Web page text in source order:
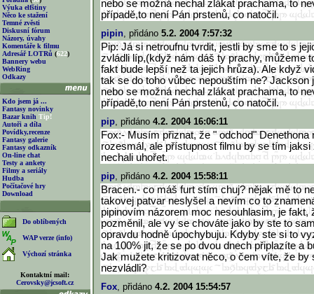
Výuka elfštiny
Něco ke stažení
Temné zvěsti
Diskusní fórum
Názory, úvahy
Komentáře k filmu
Adresář LOTRů (622)
Bannery webu
WebRing
Odkazy
Kdo jsem já ...
Fantasy novinky
Bazar knih Tip!
Autoři a díla
Povídky,recenze
Fantasy galerie
Fantasy odkazník
On-line chat
Testy a ankety
Filmy a seriály
Hudba
Počítačové hry
Download
Do oblíbených
WAP verze (info)
Výchozí stránka
Kontaktní mail:
Cerovsky@jcsoft.cz
nebo se možná nechal zlákat prachama, to
případě,to není Pán prstenů, co natočil.
pipin, přidáno 5.2. 2004 7:57:32
Pip: Já si netroufnu tvrdit, jestli by sme to s
zvládli líp,(když nám dáš ty prachy, můžeme
fakt bude lepší než ta jejich hrůza). Ale když
tak se do toho vůbec nepouštím ne? Jackson
nebo se možná nechal zlákat prachama, to
případě,to není Pán prstenů, co natočil.
pip, přidáno 4.2. 2004 16:06:11
Fox:- Musím přiznat, že " odchod" Denethona
rozesmál, ale přístupnost filmu by se tím
nechali uhořet.
pip, přidáno 4.2. 2004 15:58:11
Bracen.- co máš furt stím chuj? nějak mě to
takovej patvar neslyšel a nevím co to
pipinovím názorem moc nesouhlasim, je fakt,
pozměnil, ale vy se chováte jako by ste to
opravdu hodně úpochybuju. Kdyby ste si to
na 100% jit, že se po dvou dnech připlazíte a
Jak mužete kritizovat něco, o čem víte, že by
nezvládli?
Fox, přidáno 4.2. 2004 15:54:57